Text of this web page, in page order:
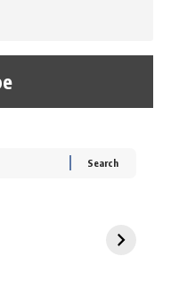
रोज एक कच्चे लहसुन